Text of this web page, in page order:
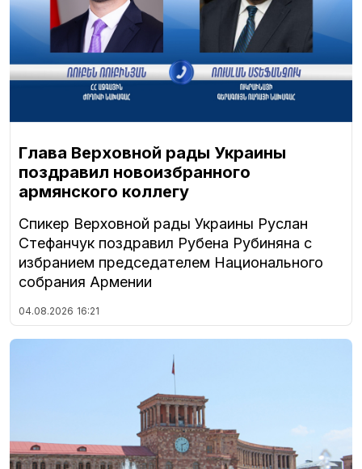
Глава Верховной рады Украины
поздравил новоизбранного
армянского коллегу
Спикер Верховной рады Украины Руслан
Стефанчук поздравил Рубена Рубиняна с
избранием председателем Национального
собрания Армении
04.08.2026 16:21